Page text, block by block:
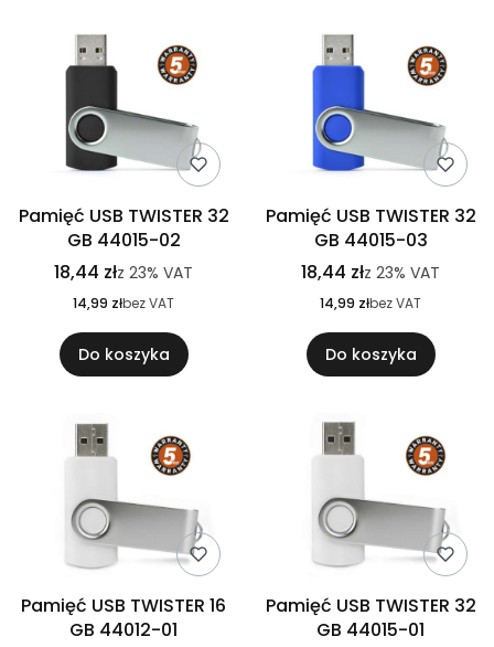
Pamięć USB TWISTER 32
GB 44015-02
18,44 złz 23% VAT
14,99 złbez VAT
Do koszyka
Pamięć USB TWISTER 32
GB 44015-03
18,44 złz 23% VAT
14,99 złbez VAT
Do koszyka
Pamięć USB TWISTER 16
GB 44012-01
Pamięć USB TWISTER 32
GB 44015-01